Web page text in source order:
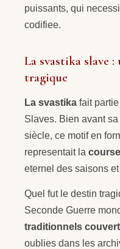
puissants, qui
codifiee.
La svastika slave
tragique
La svastika fait
Slaves. Bien avant
siècle, ce motif en
representait la
eternel des saisons
Quel fut le destin
Seconde Guerre
traditionnels
oublies dans les